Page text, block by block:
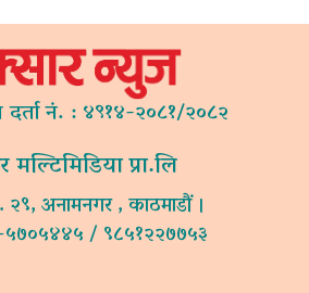
नं. : ४९१४-२०८१/२०८२
मल्टिमिडिया प्रा.लि
२९, अनामनगर , काठमाडौं ।
/ ९८५१२२७७५३